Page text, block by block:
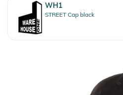
WH1
STREET Cap black